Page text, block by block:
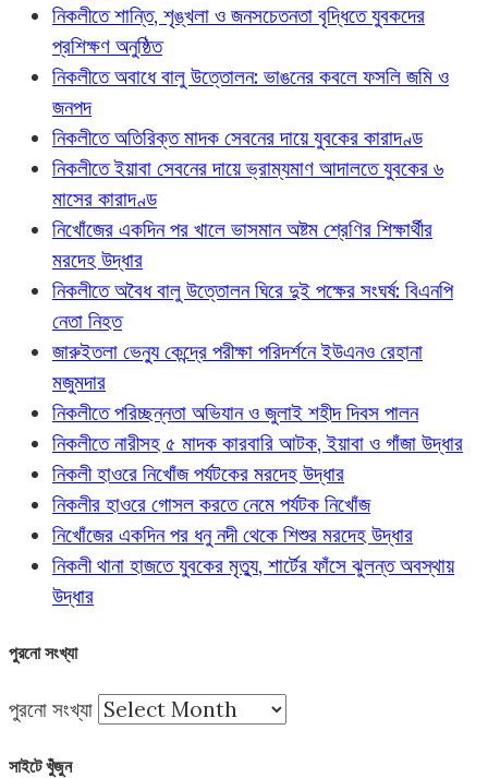
নিকলীতে শান্তি, শৃঙ্খলা ও জনসচেতনতা বৃদ্ধিতে যুবকদের
প্রশিক্ষণ অনুষ্ঠিত
নিকলীতে অবাধে বালু উত্তোলন: ভাঙনের কবলে ফসলি জমি ও
জনপদ
নিকলীতে অতিরিক্ত মাদক সেবনের দায়ে যুবকের কারাদণ্ড
নিকলীতে ইয়াবা সেবনের দায়ে ভ্রাম্যমাণ আদালতে যুবকের ৬
মাসের কারাদণ্ড
নিখোঁজের একদিন পর খালে ভাসমান অষ্টম শ্রেণির শিক্ষার্থীর
মরদেহ উদ্ধার
নিকলীতে অবৈধ বালু উত্তোলন ঘিরে দুই পক্ষের সংঘর্ষ: বিএনপি
নেতা নিহত
জারুইতলা ভেন্যু কেন্দ্রে পরীক্ষা পরিদর্শনে ইউএনও রেহানা
মজুমদার
নিকলীতে পরিচ্ছন্নতা অভিযান ও জুলাই শহীদ দিবস পালন
নিকলীতে নারীসহ ৫ মাদক কারবারি আটক, ইয়াবা ও গাঁজা উদ্ধার
নিকলী হাওরে নিখোঁজ পর্যটকের মরদেহ উদ্ধার
নিকলীর হাওরে গোসল করতে নেমে পর্যটক নিখোঁজ
নিখোঁজের একদিন পর ধনু নদী থেকে শিশুর মরদেহ উদ্ধার
নিকলী থানা হাজতে যুবকের মৃত্যু, শার্টের ফাঁসে ঝুলন্ত অবস্থায়
উদ্ধার
পুরনো সংখ্যা
পুরনো সংখ্যা
সাইটে খুঁজুন